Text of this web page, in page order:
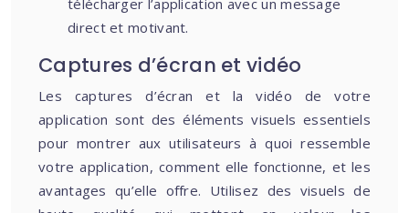
télécharger l’application avec un message
direct et motivant.
Captures d’écran et vidéo
Les captures d’écran et la vidéo de votre
application sont des éléments visuels essentiels
pour montrer aux utilisateurs à quoi ressemble
votre application, comment elle fonctionne, et les
avantages qu’elle offre. Utilisez des visuels de